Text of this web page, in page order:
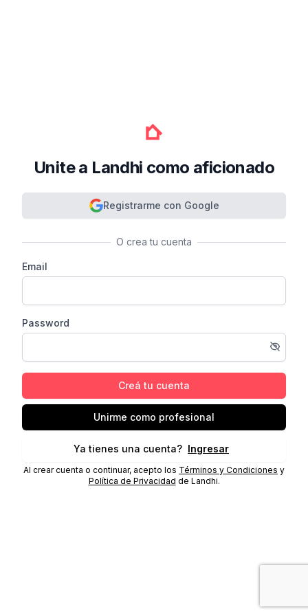
Unite a Landhi como aficionado
Registrarme con Google
O crea tu cuenta
Email
Password
Creá tu cuenta
Unirme como profesional
Ya tienes una cuenta? Ingresar
Al crear cuenta o continuar, acepto los Términos y Condiciones y
Política de Privacidad de Landhi.